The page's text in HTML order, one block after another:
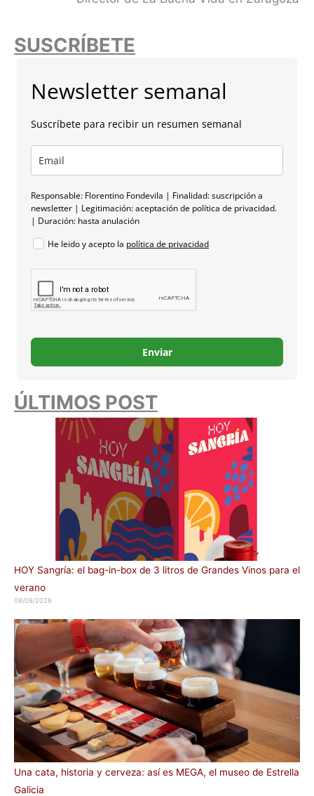
SUSCRÍBETE
Newsletter semanal
Suscríbete para recibir un resumen semanal
Responsable: Florentino Fondevila | Finalidad: suscripción a
newsletter | Legitimación: aceptación de política de privacidad.
| Duración: hasta anulación
He leido y acepto la política de privacidad
Enviar
ÚLTIMOS POST
HOY Sangría: el bag-in-box de 3 litros de Grandes Vinos para el
verano
08/08/2026
Una cata, historia y cerveza: así es MEGA, el museo de Estrella
Galicia